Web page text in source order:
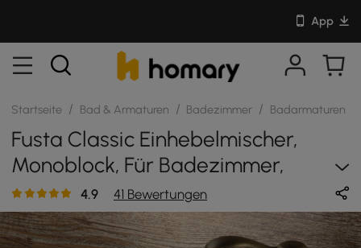
App
Startseite / Bad & Armaturen / Badezimmer / Badarmaturen
Fusta Classic Einhebelmischer,
Monoblock, Für Badezimmer,
Massives Messing
4.9 41 Bewertungen